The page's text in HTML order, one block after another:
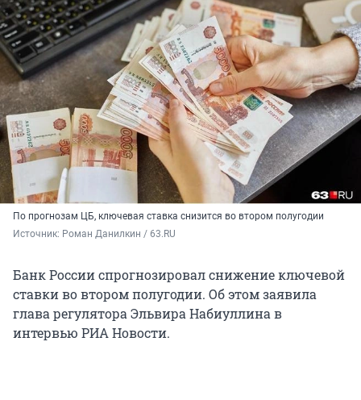
По прогнозам ЦБ, ключевая ставка снизится во втором полугодии
Источник: Роман Данилкин / 63.RU
Банк России спрогнозировал снижение ключевой
ставки во втором полугодии. Об этом заявила
глава регулятора Эльвира Набиуллина в
интервью РИА Новости.